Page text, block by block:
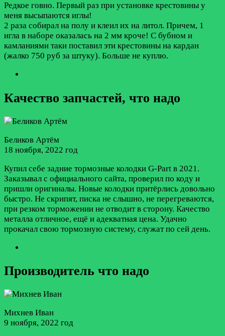
Редкое говно. Первый раз при установке крестовины у
меня высыпаются иглы!
2 раза собирал на полу и клеил их на литол. Причем, 1
игла в наборе оказалась на 2 мм кроче! С бубном и
камланиями таки поставил эти крестовины на кардан
(жалко 750 руб за штуку). Больше не куплю.
Качество запчастей, что надо
Беликов Артём
18 ноября, 2022 год
Купил себе задние тормозные колодки G-Part в 2021.
Заказывал с официального сайта, проверил по коду и
пришли оригиналы. Новые колодки притёрлись довольно
быстро. Не скрипят, писка не слышно, не перегреваются,
при резком торможении не отводит в сторону. Качество
металла отличное, ещё и адекватная цена. Удачно
прокачал свою тормозную систему, служат по сей день.
Производитель что надо
Михнев Иван
9 ноября, 2022 год